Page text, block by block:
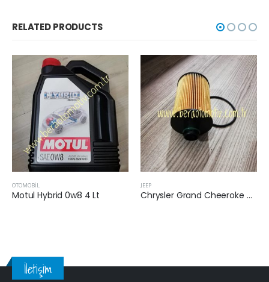
RELATED PRODUCTS
JEEP ŞANZUMAN
Motul 75w80 1 Lt
İletişim